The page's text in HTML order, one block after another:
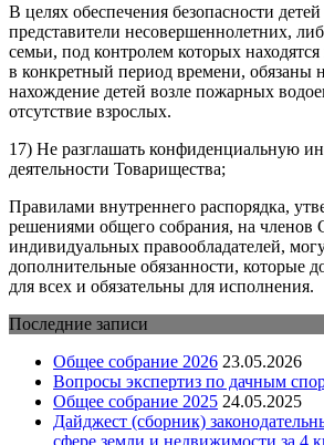
В целях обеспечения безопасности
представители несовершеннолетних,
семьи, под контролем которых
в конкретный период времени, обязаны
нахождение детей возле пожарных
отсутствие взрослых.
17) Не разглашать конфиденциальную
деятельности Товарищества;
Правилами внутреннего распорядка,
решениями общего собрания, на членов
индивидуальных правообладателей,
дополнительные обязанности, которые
для всех и обязательны для исполнения.
Последние записи
Общее собрание 2026 23.05.2026
Вопросы экспертиз по дачным
Общее собрание 2025 24.05.2025
Дайджест (сборник)
сфере земли и недвижимости за 4